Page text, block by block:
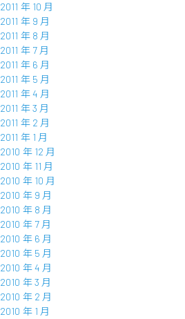
2011 年 10 月
2011 年 9 月
2011 年 8 月
2011 年 7 月
2011 年 6 月
2011 年 5 月
2011 年 4 月
2011 年 3 月
2011 年 2 月
2011 年 1 月
2010 年 12 月
2010 年 11 月
2010 年 10 月
2010 年 9 月
2010 年 8 月
2010 年 7 月
2010 年 6 月
2010 年 5 月
2010 年 4 月
2010 年 3 月
2010 年 2 月
2010 年 1 月